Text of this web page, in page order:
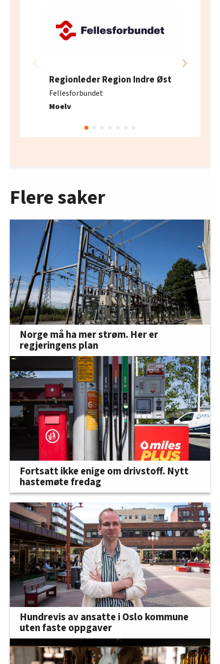
Regionleder Region Indre Øst
Fellesforbundet
Moelv
Flere saker
Norge må ha mer strøm. Her er
regjeringens plan
Fortsatt ikke enige om drivstoff. Nytt
hastemøte fredag
Hundrevis av ansatte i Oslo kommune
uten faste oppgaver